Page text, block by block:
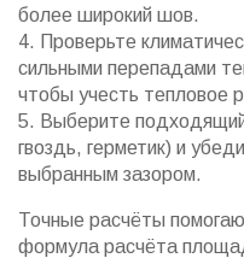
более широкий шов.
4. Проверьте
сильными перепадами
чтобы учесть тепловое
5. Выберите
гвоздь, герметик) и
выбранным зазором.
Точные расчёты
формула расчёта